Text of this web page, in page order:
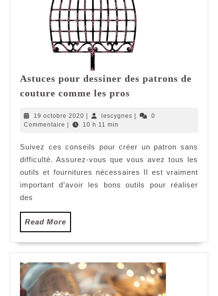
Astuces pour dessiner des patrons de
couture comme les pros
dessiner
de
couture
comme
les
19 octobre 2020 19
octobre
| lescygnes lescygnes
|
0
Commentaire | 10 h 11 min
Suivez ces conseils pour créer un patron sans
difficulté. Assurez-vous que vous avez tous les
outils et fournitures nécessaires Il est vraiment
important d’avoir les bons outils pour réaliser
des
Read More
More